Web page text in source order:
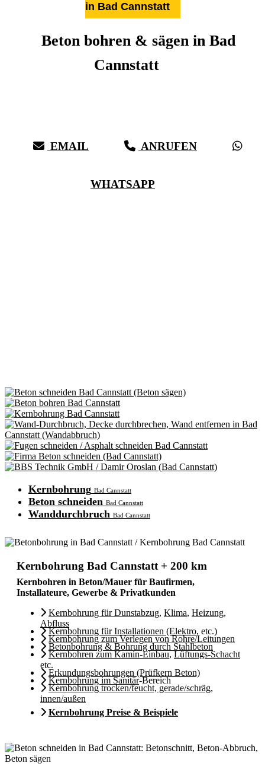
in Bad Cannstatt
Beton bohren & sägen in Bad
Cannstatt
EMAIL ANRUFEN
WHATSAPP
Kernbohrung Bad Cannstatt
Beton schneiden Bad Cannstatt
Wanddurchbruch Bad Cannstatt
Kernbohrung Bad Cannstatt + 200 km
Kernbohren in Beton/Mauer für Baufirmen,
Installateure, Gewerbe & Privatkunden
Kernbohrung für Dunstabzug, Klima, Heizung,
Abfluss
Kernbohrung für Installationen (Elektro, etc.)
Kernbohrung zum Verlegen von Rohre/Leitungen
Betonbohrung & Bohrung durch Stahlbeton
Kernbohren zum Kamin-Einbau,Lüftungs-Schacht
etc.
Erkundungsbohrungen (Prüfkern Beton)
Kernbohrung im Sanitär-Bereich
Kernbohrung trocken/feucht, gerade/schräg,
innen/außen
Kernbohrung Preise & Beispiele